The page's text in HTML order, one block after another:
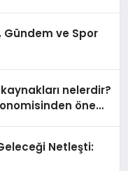
Gündem ve Spor
nelerdir?
öne
Netleşti: